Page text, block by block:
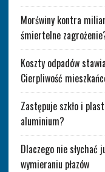
Morświny kontra
śmiertelne
Koszty odpadów
Cierpliwość
Zastępuje szkło i
aluminium?
Dlaczego nie słychać
wymieraniu płazów